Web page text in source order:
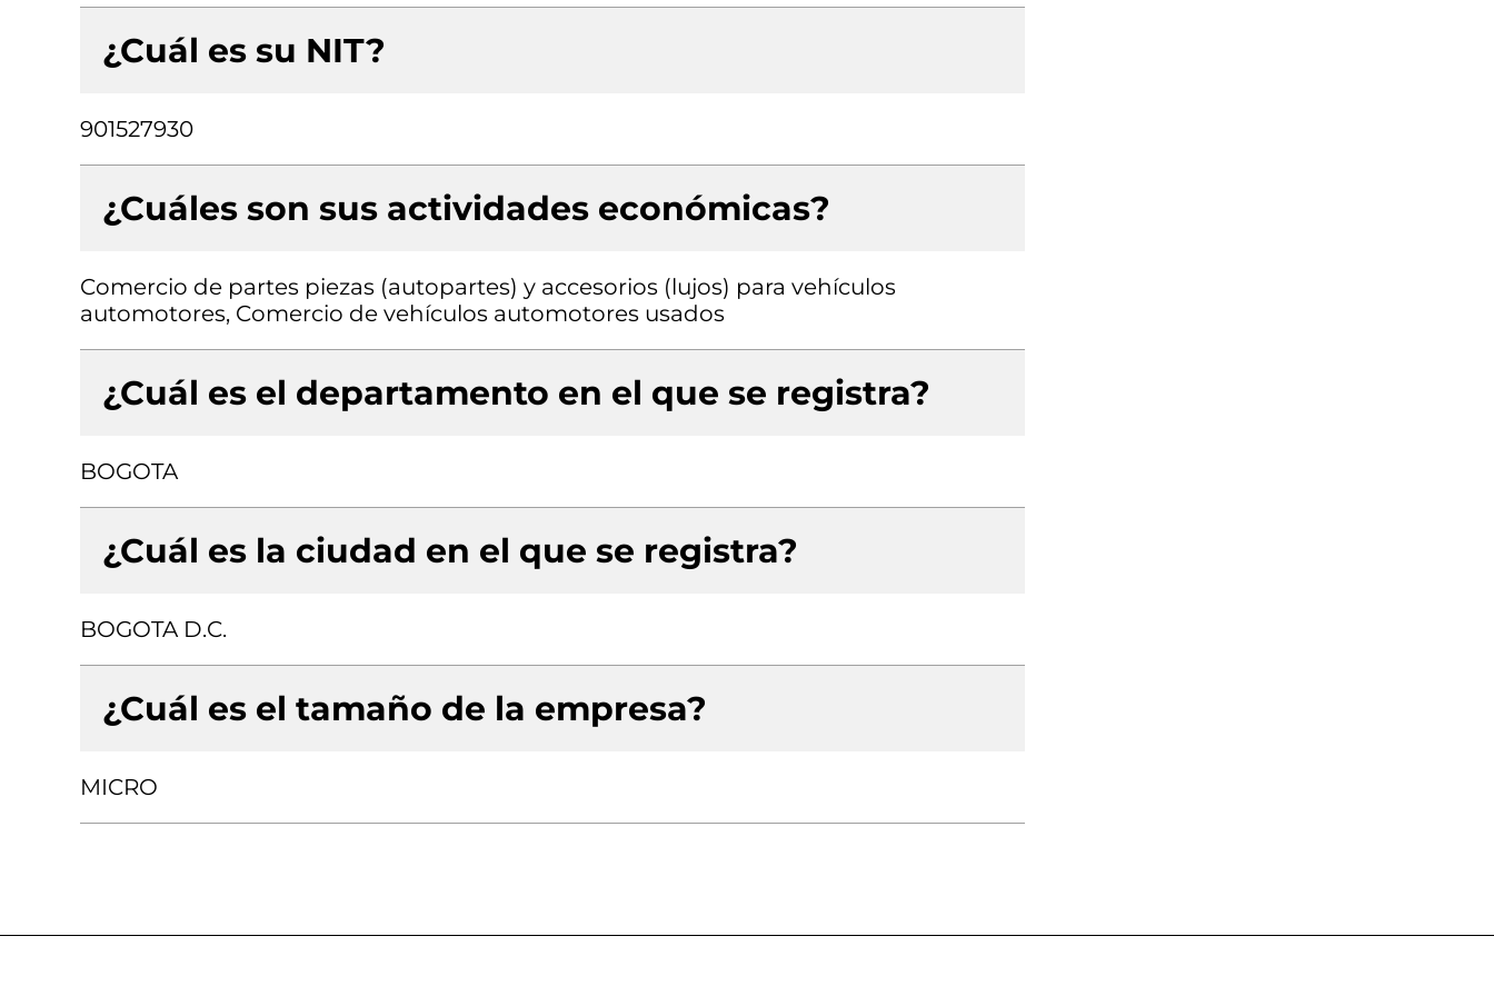
¿Cuál es su NIT?
901527930
¿Cuáles son sus actividades económicas?
Comercio de partes piezas (autopartes) y accesorios (lujos) para vehículos
automotores, Comercio de vehículos automotores usados
¿Cuál es el departamento en el que se registra?
BOGOTA
¿Cuál es la ciudad en el que se registra?
BOGOTA D.C.
¿Cuál es el tamaño de la empresa?
MICRO